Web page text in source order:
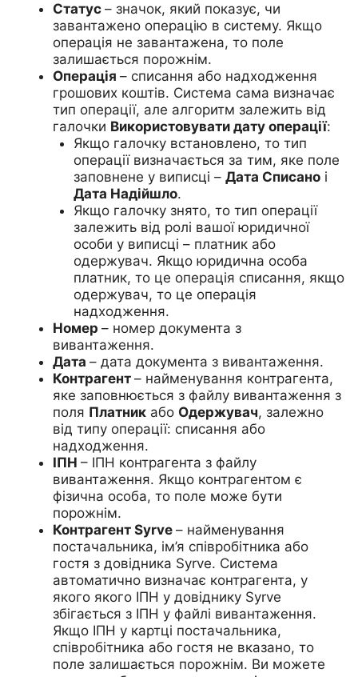
Статус – значок, який показує, чи
завантажено операцію в систему. Якщо
операція не завантажена, то поле
залишається порожнім.
Операція – списання або надходження
грошових коштів. Система сама визначає
тип операції, але алгоритм залежить від
галочки Використовувати дату операції:
Якщо галочку встановлено, то тип
операції визначається за тим, яке поле
заповнене у виписці – Дата Списаноі
Дата Надійшло.
Якщо галочку знято, то тип операції
залежить від ролі вашої юридичної
особи у виписці – платник або
одержувач. Якщо юридична особа
платник, то це операція списання, якщо
одержувач, то це операція
надходження.
Номер – номер документа з
вивантаження.
Дата – дата документа з вивантаження.
Контрагент – найменування контрагента,
яке заповнюється з файлу вивантаження з
поля Платник або Одержувач, залежно
від типу операції: списання або
надходження.
ІПН – ІПН контрагента з файлу
вивантаження. Якщо контрагентом є
фізична особа, то поле може бути
порожнім.
Контрагент Syrve – найменування
постачальника, ім’я співробітника або
гостя з довідника Syrve. Система
автоматично визначає контрагента, у
якого якого ІПН у довіднику Syrve
збігається з ІПН у файлі вивантаження.
Якщо ІПН у картці постачальника,
співробітника або гостя не вказано, то
поле залишається порожнім. Ви можете